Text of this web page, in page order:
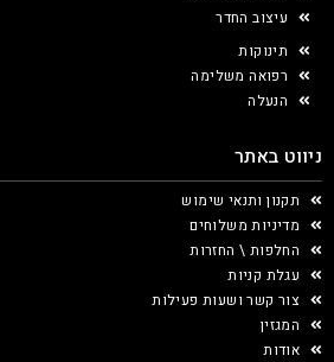
עיצוב החדר
תינוקות
רפואה משלימה
הנעלה
ניווט באתר
תקנון ותנאי שימוש
מדיניות משלוחים
החלפות \ החזרות
עגלת קניות
צור קשר ושעות פעילות
המגזין
אודות